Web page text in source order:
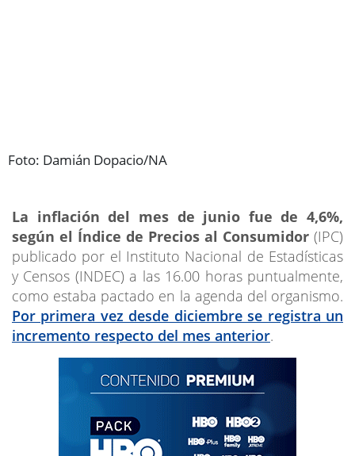
Foto: Damián Dopacio/NA
La inflación del mes de junio fue de 4,6%,
según el Índice de Precios al Consumidor (IPC)
publicado por el Instituto Nacional de Estadísticas
y Censos (INDEC) a las 16.00 horas puntualmente,
como estaba pactado en la agenda del organismo.
Por primera vez desde diciembre se registra un
incremento respecto del mes anterior.